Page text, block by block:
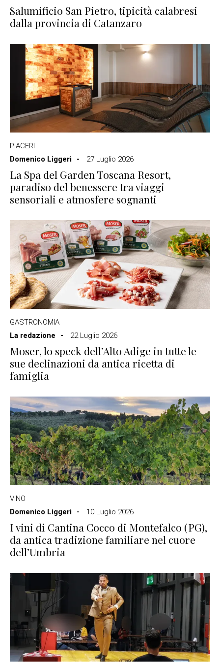
Salumificio San Pietro, tipicità calabresi
dalla provincia di Catanzaro
PIACERI
Domenico Liggeri
27 Luglio 2026
La Spa del Garden Toscana Resort,
paradiso del benessere tra viaggi
sensoriali e atmosfere sognanti
GASTRONOMIA
La redazione
22 Luglio 2026
Moser, lo speck dell’Alto Adige in tutte le
sue declinazioni da antica ricetta di
famiglia
VINO
Domenico Liggeri
10 Luglio 2026
I vini di Cantina Cocco di Montefalco (PG),
da antica tradizione familiare nel cuore
dell’Umbria